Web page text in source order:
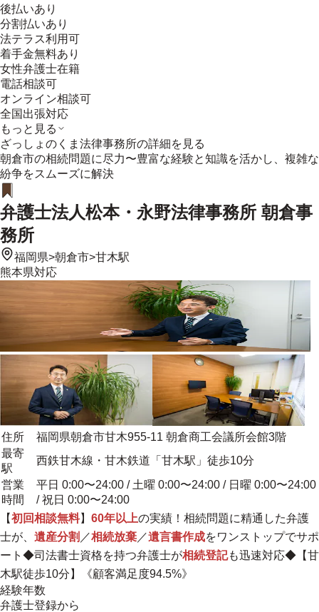
後払いあり
分割払いあり
法テラス利用可
着手金無料あり
女性弁護士在籍
電話相談可
オンライン相談可
全国出張対応
もっと見る
ざっしょのくま法律事務所の詳細を見る
朝倉市の相続問題に尽力〜豊富な経験と知識を活かし、複雑な
紛争をスムーズに解決
弁護士法人松本・永野法律事務所 朝倉事
務所
福岡県>朝倉市>甘木駅
熊本県対応
住所
福岡県朝倉市甘木955-11 朝倉商工会議所会館3階
最寄
駅
西鉄甘木線・甘木鉄道「甘木駅」徒歩10分
営業
時間
平日 0:00〜24:00 / 土曜 0:00〜24:00 / 日曜 0:00〜24:00
/ 祝日 0:00〜24:00
【初回相談無料】 60年以上の実績！相続問題に精通した弁護
士が、 遺産分割 ／相続放棄 ／遺言書作成をワンストップでサポ
ート◆司法書士資格を持つ弁護士が相続登記も迅速対応◆【甘
木駅徒歩10分】《顧客満足度94.5%》
経験年数
弁護士登録から